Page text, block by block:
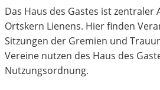
Das Haus des Gastes ist
Ortskern Lienens. Hier finden
Sitzungen der Gremien und
Vereine nutzen des Haus des
Nutzungsordnung.